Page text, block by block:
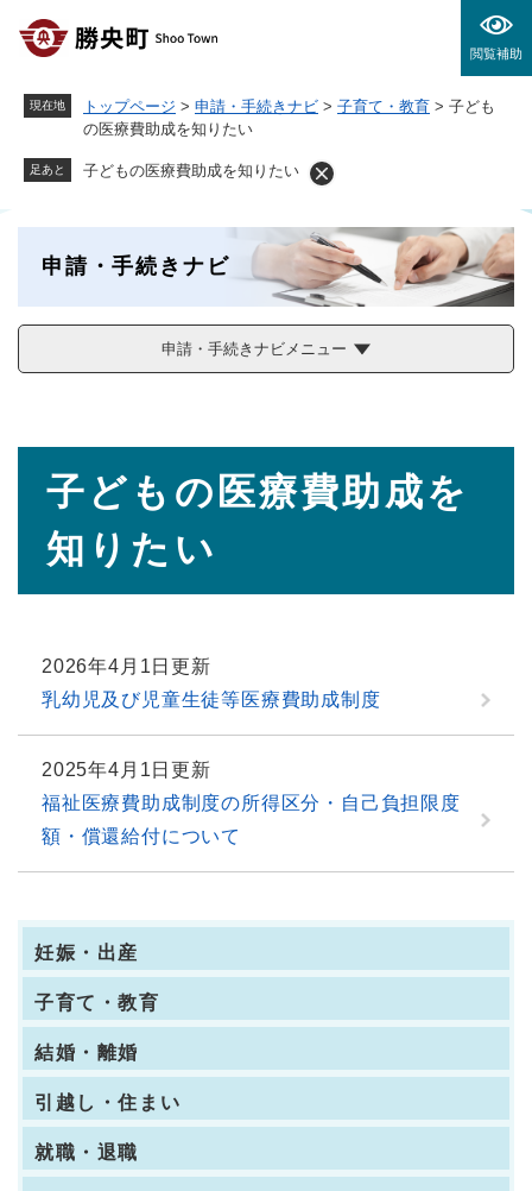
閲覧補助
現在地 トップページ > 申請・手続きナビ > 子育て・教育 > 子ども
の医療費助成を知りたい
足あと 子どもの医療費助成を知りたい
申請・手続きナビ
申請・手続きナビメニュー
子どもの医療費助成を
知りたい
2026年4月1日更新
乳幼児及び児童生徒等医療費助成制度
2025年4月1日更新
福祉医療費助成制度の所得区分・自己負担限度
額・償還給付について
妊娠・出産
子育て・教育
結婚・離婚
引越し・住まい
就職・退職